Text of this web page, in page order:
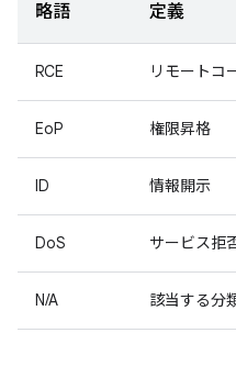
略語 定義
RCE リモートコ
EoP 権限昇格
ID 情報開示
DoS サービス拒
N/A 該当する分